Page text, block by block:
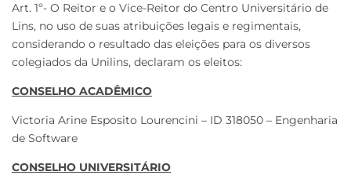
Art. 1º- O Reitor e o Vice-Reitor do Centro Universitário de
Lins, no uso de suas atribuições legais e regimentais,
considerando o resultado das eleições para os diversos
colegiados da Unilins, declaram os eleitos:
CONSELHO ACADÊMICO
Victoria Arine Esposito Lourencini – ID 318050 – Engenharia
de Software
CONSELHO UNIVERSITÁRIO